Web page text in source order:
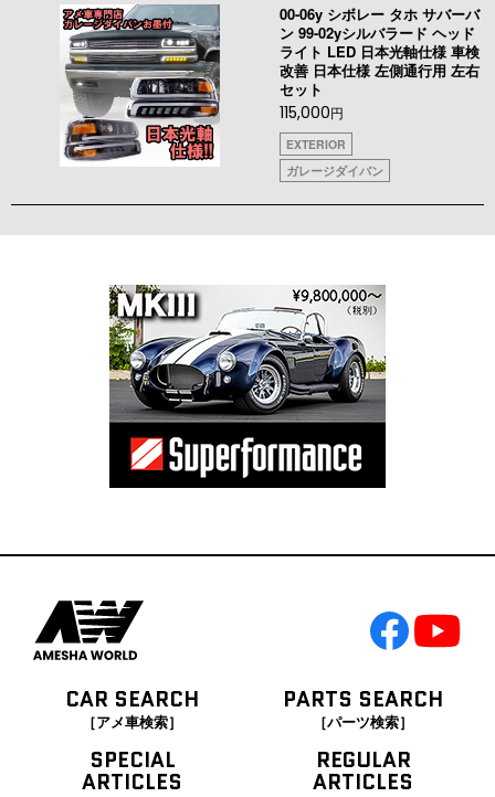
00-06y シボレー タホ サバーバ
ン 99-02yシルバラード ヘッド
ライト LED 日本光軸仕様 車検
改善 日本仕様 左側通行用 左右
セット
115,000円
EXTERIOR
ガレージダイバン
CAR SEARCH
［アメ車検索］
PARTS SEARCH
［パーツ検索］
SPECIAL
ARTICLES
REGULAR
ARTICLES